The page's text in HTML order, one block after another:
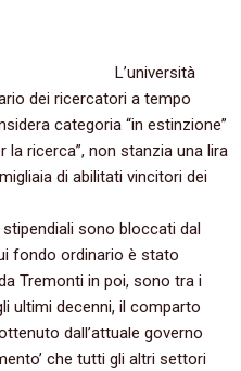
L’università
dei ricercatori a tempo
categoria “in estinzione”
la ricerca”, non stanzia una lira
di abilitati vincitori dei
sono bloccati dal
fondo ordinario è stato
Tremonti in poi, sono tra i
ultimi decenni, il comparto
dall’attuale governo
che tutti gli altri settori